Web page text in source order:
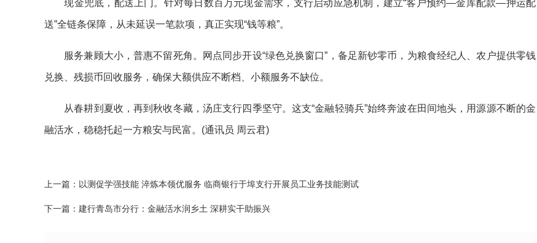
现金兜底，配送上门。针对每日数百万元现金需求，支行启动应急机制，建立“客户预约—金库配款—押运配
送”全链条保障，从未延误一笔款项，真正实现“钱等粮”。
服务兼顾大小，普惠不留死角。网点同步开设“绿色兑换窗口”，备足新钞零币，为粮食经纪人、农户提供零钱
兑换、残损币回收服务，确保大额供应不断档、小额服务不缺位。
从春耕到夏收，再到秋收冬藏，汤庄支行四季坚守。这支“金融轻骑兵”始终奔波在田间地头，用源源不断的金
融活水，稳稳托起一方粮安与民富。(通讯员 周云君)
上一篇： 以测促学强技能 淬炼本领优服务 临商银行于埠支行开展员工业务技能测试
下一篇： 建行青岛市分行：金融活水润乡土 深耕实干助振兴